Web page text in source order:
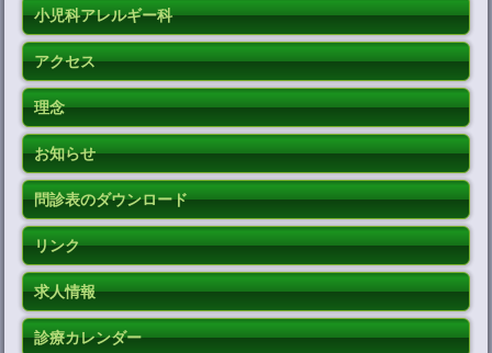
小児科アレルギー科
アクセス
理念
お知らせ
問診表のダウンロード
リンク
求人情報
診療カレンダー